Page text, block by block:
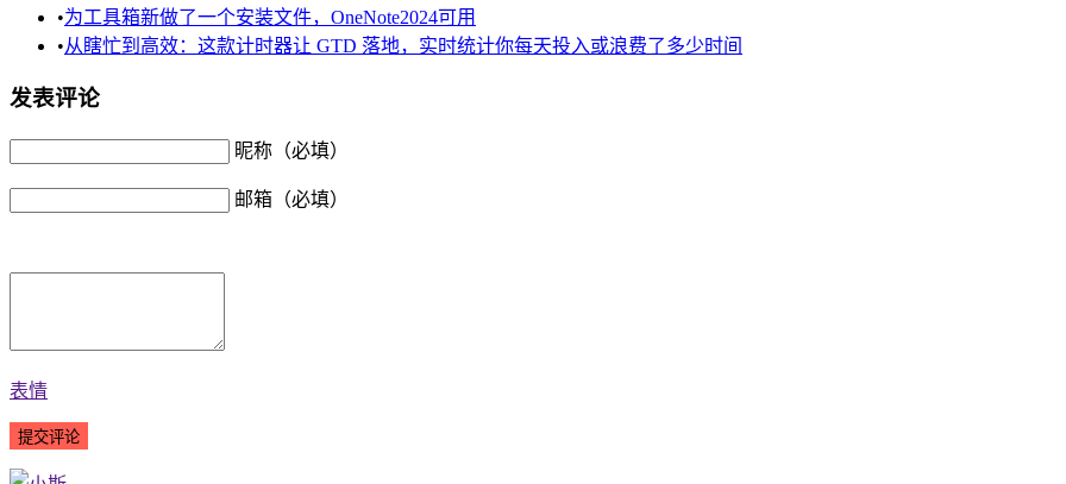
•为工具箱新做了一个安装文件，OneNote2024可用
•从瞎忙到高效：这款计时器让 GTD 落地，实时统计你每天投入或浪费了多少时间
发表评论
昵称（必填）
邮箱（必填）
表情